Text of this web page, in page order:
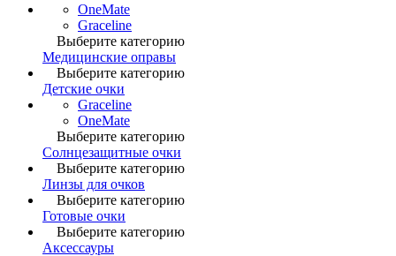
OneMate
Graceline
Выберите категорию
Медицинские оправы
Выберите категорию
Детские очки
Graceline
OneMate
Выберите категорию
Солнцезащитные очки
Выберите категорию
Линзы для очков
Выберите категорию
Готовые очки
Выберите категорию
Аксессауры